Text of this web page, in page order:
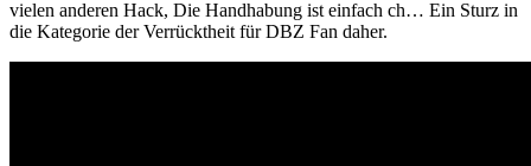
vielen anderen Hack, Die Handhabung ist einfach ch… Ein Sturz in
die Kategorie der Verrücktheit für DBZ Fan daher.